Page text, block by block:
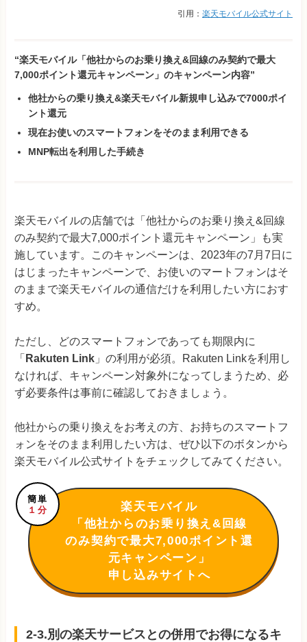
引用： 楽天モバイル公式サイト
“楽天モバイル「他社からのお乗り換え&回線のみ契約で最大
7,000ポイント還元キャンペーン」のキャンペーン内容”
他社からの乗り換え&楽天モバイル新規申し込みで7000ポイ
ント還元
現在お使いのスマートフォンをそのまま利用できる
MNP転出を利用した手続き
楽天モバイルの店舗では「他社からのお乗り換え&回線
のみ契約で最大7,000ポイント還元キャンペーン」も実
施しています。このキャンペーンは、2023年の7月7日に
はじまったキャンペーンで、お使いのマートフォンはそ
のままで楽天モバイルの通信だけを利用したい方におす
すめ。
ただし、どのスマートフォンであっても期限内に
「 Rakuten Link 」の利用が必須。Rakuten Linkを利用し
なければ、キャンペーン対象外になってしまうため、必
ず必要条件は事前に確認しておきましょう。
他社からの乗り換えをお考えの方、お持ちのスマートフ
ォンをそのまま利用したい方は、ぜひ以下のボタンから
楽天モバイル公式サイトをチェックしてみてください。
簡単
１分
楽天モバイル
「他社からのお乗り換え&回線
のみ契約で最大7,000ポイント還
元キャンペーン」
申し込みサイトへ
2-3.別の楽天サービスとの併用でお得になるキ